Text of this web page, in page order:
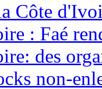
Côte
: Faé
des
non-